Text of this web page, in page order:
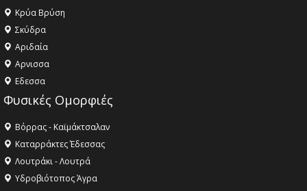
Κρύα Βρύση
Σκύδρα
Αριδαία
Aρνισσα
Eδεσσα
Φυσικές Ομορφιές
Βόρρας - Καϊμάκτσαλαν
Καταρράκτες Έδεσσας
Λουτράκι - Λουτρά
Υδροβιότοπος Άγρα